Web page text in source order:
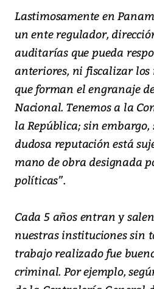
Lastimosamente en
un ente regulador,
auditarías que pueda
anteriores, ni fiscalizar los
que forman el engranaje
Nacional. Tenemos a la
la República; sin embargo,
dudosa reputación está
mano de obra designada
políticas”.
Cada 5 años entran y
nuestras instituciones sin
trabajo realizado fue
criminal. Por ejemplo,